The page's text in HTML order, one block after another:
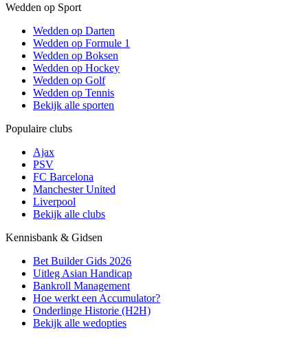
Wedden op Sport
Wedden op Darten
Wedden op Formule 1
Wedden op Boksen
Wedden op Hockey
Wedden op Golf
Wedden op Tennis
Bekijk alle sporten
Populaire clubs
Ajax
PSV
FC Barcelona
Manchester United
Liverpool
Bekijk alle clubs
Kennisbank & Gidsen
Bet Builder Gids 2026
Uitleg Asian Handicap
Bankroll Management
Hoe werkt een Accumulator?
Onderlinge Historie (H2H)
Bekijk alle wedopties